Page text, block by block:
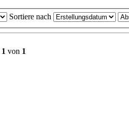
Sortiere nach
1 von 1